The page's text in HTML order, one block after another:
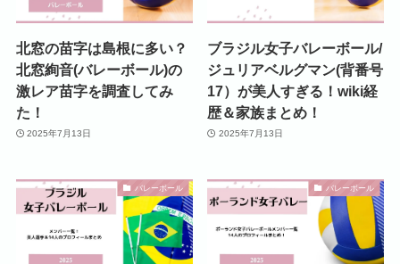
北窓の苗字は島根に多い？
北窓絢音(バレーボール)の
激レア苗字を調査してみ
た！
2025年7月13日
ブラジル女子バレーボール/
ジュリアベルグマン(背番号
17）が美人すぎる！wiki経
歴＆家族まとめ！
2025年7月13日
バレーボール バレーボール